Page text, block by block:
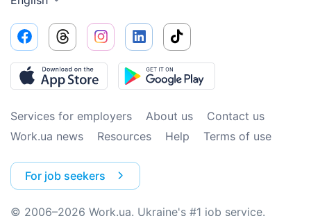
Services for employers About us
Contact us
Work.ua news
Resources Help Terms of use
For job seekers
© 2006–2026 Work.ua. Ukraine's #1 job service.